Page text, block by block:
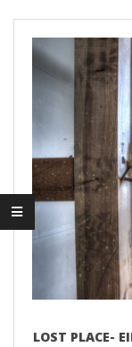
Z
D
G
I
T
ALOST PLACE-